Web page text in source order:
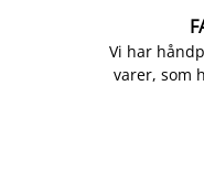
Vi har
varer, som